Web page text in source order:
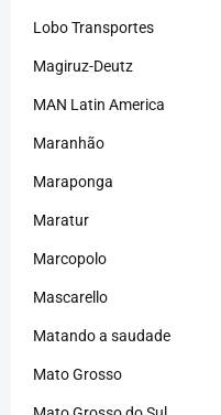
Lobo Transportes
Magiruz-Deutz
MAN Latin America
Maranhão
Maraponga
Maratur
Marcopolo
Mascarello
Matando a saudade
Mato Grosso